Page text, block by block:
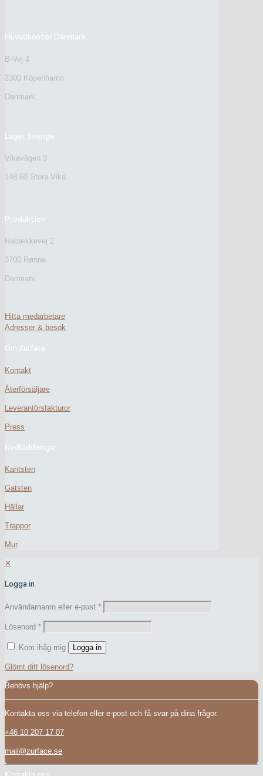
Huvudkontor Danmark
B-Vej 4
2300 Köpenhamn
Danmark
Lager Sverige
Vikavägen 3
148 60 Stora Vika
Produktion
Rabækkevej 2
3700 Rønne
Danmark
Hitta medarbetare
Adresser & besök
Om Zurface
Kontakt
Återförsäljare
Leverantörsfakturor
Press
Nedladdningar
Kantsten
Gatsten
Hällar
Trappor
Mur
✕
Logga in
Användarnamn eller e-post *
Lösenord *
Kom ihåg mig Logga in
Glömt ditt lösenord?
Behövs hjälp?
Kontakta oss via telefon eller e-post och få svar på dina frågor.
+46 10 207 17 07
mail@zurface.se